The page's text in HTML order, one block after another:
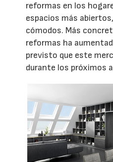
reformas en los
espacios más
cómodos. Más
reformas ha
previsto que este
durante los próximos